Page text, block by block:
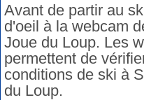
Avant de partir au
d'oeil à la webcam
Joue du Loup. Les
permettent de
conditions de ski à
du Loup.